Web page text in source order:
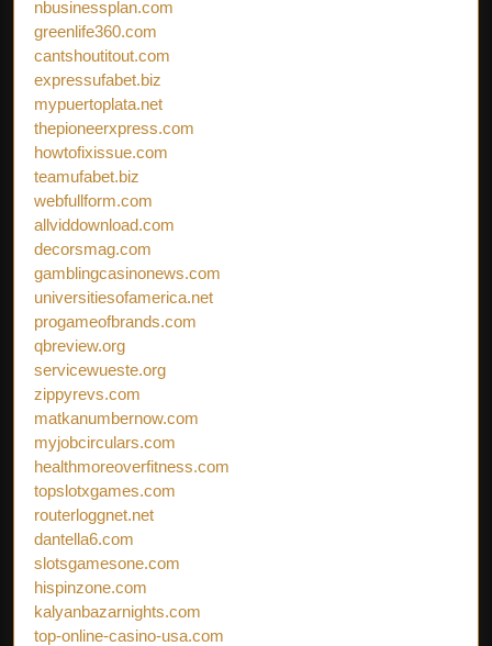
nbusinessplan.com
greenlife360.com
cantshoutitout.com
expressufabet.biz
mypuertoplata.net
thepioneerxpress.com
howtofixissue.com
teamufabet.biz
webfullform.com
allviddownload.com
decorsmag.com
gamblingcasinonews.com
universitiesofamerica.net
progameofbrands.com
qbreview.org
servicewueste.org
zippyrevs.com
matkanumbernow.com
myjobcirculars.com
healthmoreoverfitness.com
topslotxgames.com
routerloggnet.net
dantella6.com
slotsgamesone.com
hispinzone.com
kalyanbazarnights.com
top-online-casino-usa.com